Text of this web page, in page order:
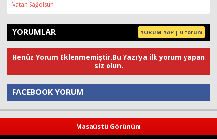
Vatan Sağolsun
YORUMLAR YORUM YAP | 0 Yorum
Henüz Yorum Eklenmemiştir.Bu Yazı'ya ilk yorum yapan
siz olun.
FACEBOOK YORUM
Masaüstü Görünüm